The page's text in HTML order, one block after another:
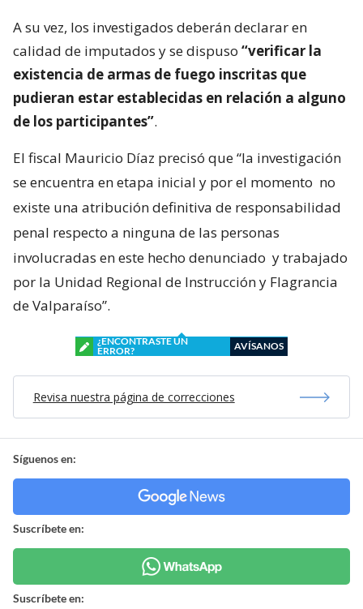
A su vez, los investigados deberán declarar en
calidad de imputados y se dispuso “verificar la
existencia de armas de fuego inscritas que
pudieran estar establecidas en relación a alguno
de los participantes”.
El fiscal Mauricio Díaz precisó que “la investigación
se encuentra en etapa inicial y por el momento no
existe una atribución definitiva de responsabilidad
penal respecto a ninguna de las personas
involucradas en este hecho denunciado y trabajado
por la Unidad Regional de Instrucción y Flagrancia
de Valparaíso”.
¿ENCONTRASTE UN
ERROR?
AVÍSANOS
Revisa nuestra página de correcciones
Síguenos en:
Suscríbete en:
Suscríbete en: